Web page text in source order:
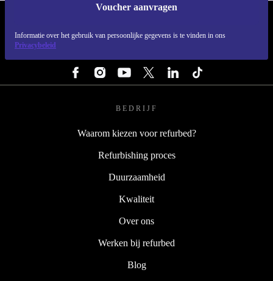
Voucher aanvragen
Informatie over het gebruik van persoonlijke gegevens is te vinden in ons
Privacybeleid
BEDRIJF
Waarom kiezen voor refurbed?
Refurbishing proces
Duurzaamheid
Kwaliteit
Over ons
Werken bij refurbed
Blog